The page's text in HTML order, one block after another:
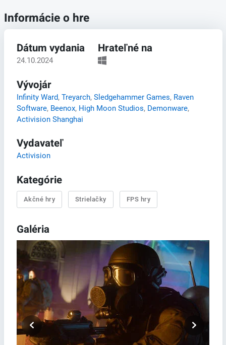
Informácie o hre
Dátum vydania
24.10.2024
Hrateľné na
Vývojár
Infinity Ward,Treyarch,Sledgehammer Games, Raven
Software, Beenox, High Moon Studios, Demonware,
Activision Shanghai
Vydavateľ
Activision
Kategórie
Akčné hry Strielačky FPS hry
Galéria